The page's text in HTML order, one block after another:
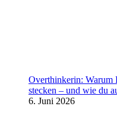
Overthinkerin: Warum
stecken – und wie du
6. Juni 2026